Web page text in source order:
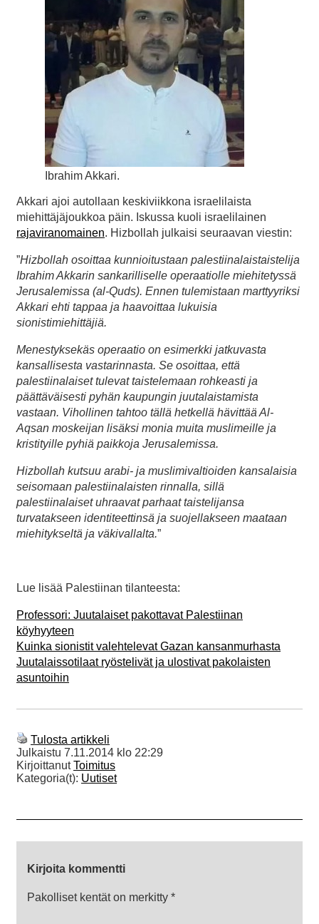
Ibrahim Akkari.
Akkari ajoi autollaan keskiviikkona israelilaista
miehittäjäjoukkoa päin. Iskussa kuoli israelilainen
rajaviranomainen. Hizbollah julkaisi seuraavan viestin:
”Hizbollah osoittaa kunnioitustaan palestiinalaistaistelija
Ibrahim Akkarin sankarilliselle operaatiolle miehitetyssä
Jerusalemissa (al-Quds). Ennen tulemistaan marttyyriksi
Akkari ehti tappaa ja haavoittaa lukuisia
sionistimiehittäjiä.
Menestyksekäs operaatio on esimerkki jatkuvasta
kansallisesta vastarinnasta. Se osoittaa, että
palestiinalaiset tulevat taistelemaan rohkeasti ja
päättäväisesti pyhän kaupungin juutalaistamista
vastaan. Vihollinen tahtoo tällä hetkellä hävittää Al-
Aqsan moskeijan lisäksi monia muita muslimeille ja
kristityille pyhiä paikkoja Jerusalemissa.
Hizbollah kutsuu arabi- ja muslimivaltioiden kansalaisia
seisomaan palestiinalaisten rinnalla, sillä
palestiinalaiset uhraavat parhaat taistelijansa
turvatakseen identiteettinsä ja suojellakseen maataan
miehitykseltä ja väkivallalta.”
Lue lisää Palestiinan tilanteesta:
Professori: Juutalaiset pakottavat Palestiinan
köyhyyteen
Kuinka sionistit valehtelevat Gazan kansanmurhasta
Juutalaissotilaat ryöstelivät ja ulostivat pakolaisten
asuntoihin
Tulosta artikkeli
Julkaistu 7.11.2014 klo 22:29
KirjoittanutToimitus
Kategoria(t): Uutiset
Kirjoita kommentti
Pakolliset kentät on merkitty *